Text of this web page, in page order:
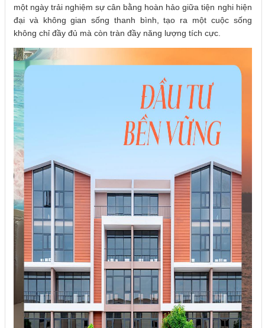
một ngày trải nghiệm sự cân bằng hoàn hảo giữa tiện nghi hiện
đại và không gian sống thanh bình, tạo ra một cuộc sống
không chỉ đầy đủ mà còn tràn đầy năng lượng tích cực.